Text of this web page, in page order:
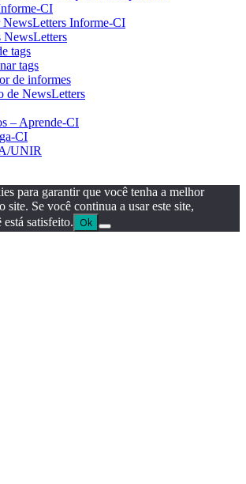
CI
NewsLetters Informe-CI
NewsLetters
tags
tags
de informes
de NewsLetters
– Aprende-CI
CI
UNIR
para garantir que você tenha a melhor
site. Se você continua a usar este site,
satisfeito. Ok